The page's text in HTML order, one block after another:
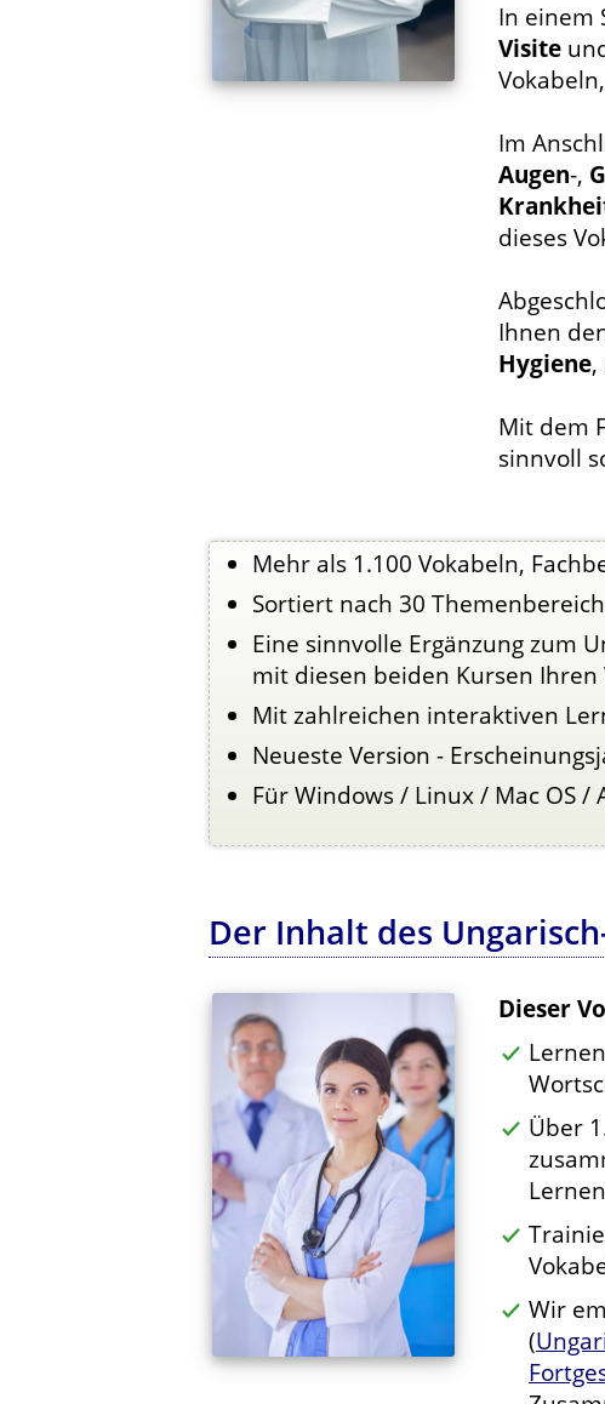
In einem
Visite
Im
Augen-,
dieses
Ihnen
Hygiene,
Mit dem
sinnvoll
Mehr als 1.100 Vokabeln,
Sortiert nach 30
Eine sinnvolle Ergänzung zum
mit diesen beiden Kursen
Mit zahlreichen interaktiven
Neueste Version -
Für Windows / Linux / Mac OS
Der Inhalt des
Dieser
Über
Wir
(